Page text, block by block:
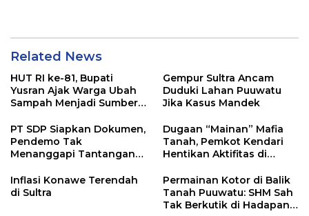
Related News
HUT RI ke-81, Bupati
Yusran Ajak Warga Ubah
Sampah Menjadi Sumber
Gempur Sultra Ancam
Duduki Lahan Puuwatu
Jika Kasus Mandek
PT SDP Siapkan Dokumen,
Pendemo Tak
Menanggapi Tantangan
Dugaan “Mainan” Mafia
Tanah, Pemkot Kendari
Hentikan Aktifitas di
Inflasi Konawe Terendah
di Sultra
Permainan Kotor di Balik
Tanah Puuwatu: SHM Sah
Tak Berkutik di Hadapan